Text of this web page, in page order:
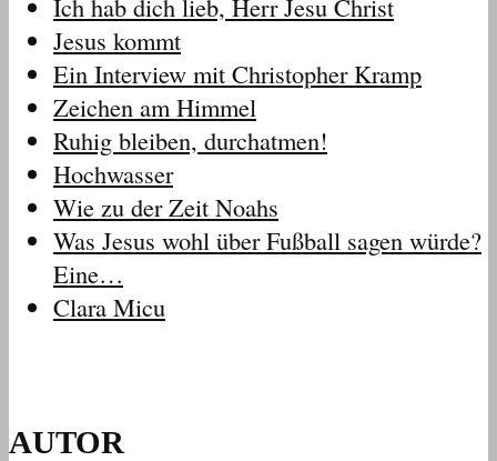
Ich hab dich lieb, Herr Jesu Christ
Jesus kommt
Ein Interview mit Christopher Kramp
Zeichen am Himmel
Ruhig bleiben, durchatmen!
Hochwasser
Wie zu der Zeit Noahs
Was Jesus wohl über Fußball sagen würde?
Eine…
Clara Micu
AUTOR